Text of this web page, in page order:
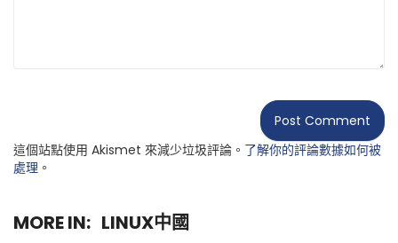
這個站點使用 Akismet 來減少垃圾評論。 了解你的評論數據如何被
處理 。
MORE IN: LINUX中國